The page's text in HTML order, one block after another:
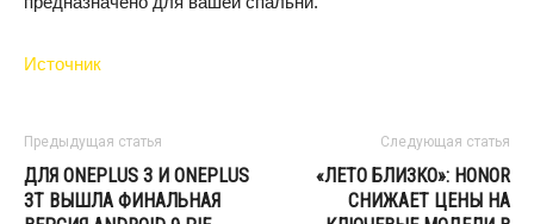
Источник
Предыдущая статья
ДЛЯ ONEPLUS 3 И ONEPLUS
3T ВЫШЛА ФИНАЛЬНАЯ
Следующая статья
«ЛЕТО БЛИЗКО»: HONOR
СНИЖАЕТ ЦЕНЫ НА